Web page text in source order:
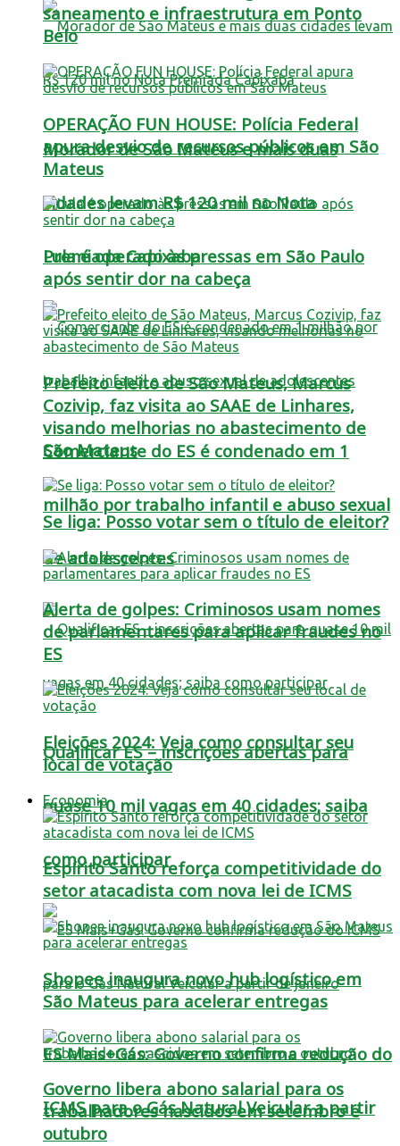
Morador de São Mateus e mais duas
cidades levam R$ 120 mil no Nota
Premiada Capixaba
Comerciante do ES é condenado em 1
milhão por trabalho infantil e abuso sexual
de adolescentes
Qualificar ES – inscrições abertas para
quase 10 mil vagas em 40 cidades; saiba
como participar
ES Mais+Gás: Governo confirma redução do
ICMS para o Gás Natural Veicular a partir
saneamento e infraestrutura em Ponto
Belo
OPERAÇÃO FUN HOUSE: Polícia Federal
apura desvio de recursos públicos em São
Mateus
Lula é operado às pressas em São Paulo
após sentir dor na cabeça
Prefeito eleito de São Mateus, Marcus
Cozivip, faz visita ao SAAE de Linhares,
visando melhorias no abastecimento de
São Mateus
Se liga: Posso votar sem o título de eleitor?
Alerta de golpes: Criminosos usam nomes
de parlamentares para aplicar fraudes no
ES
Eleições 2024: Veja como consultar seu
local de votação
Economia
Espírito Santo reforça competitividade do
setor atacadista com nova lei de ICMS
Shopee inaugura novo hub logístico em
São Mateus para acelerar entregas
Governo libera abono salarial para os
trabalhadores nascidos em setembro e
outubro